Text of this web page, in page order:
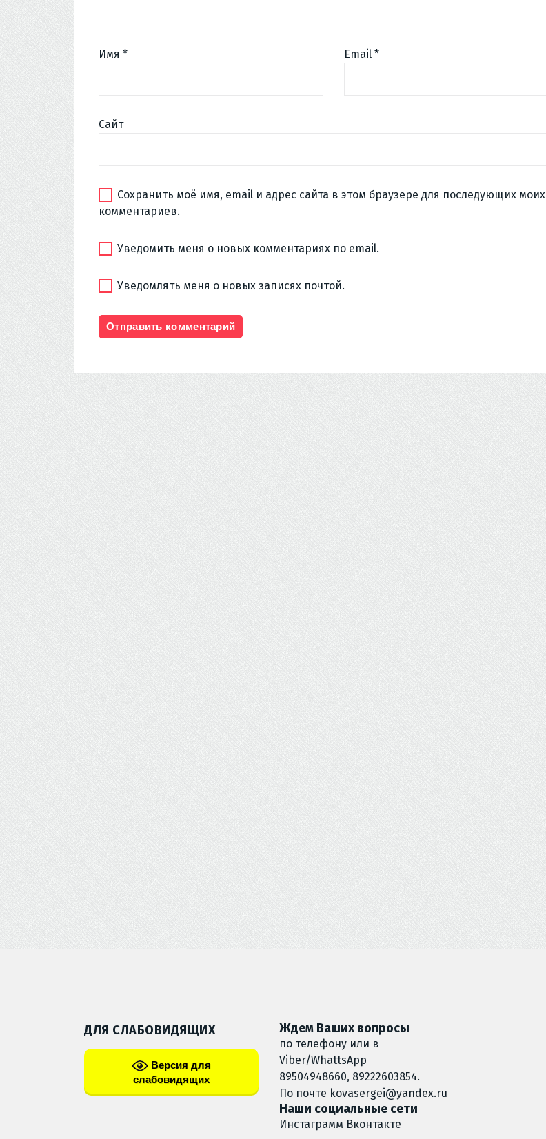
Имя * Email *
Сайт
Сохранить моё имя, email и адрес сайта в этом браузере для последующих моих
комментариев.
Уведомить меня о новых комментариях по email.
Уведомлять меня о новых записях почтой.
ДЛЯ СЛАБОВИДЯЩИХ
Версия для
слабовидящих
Ждем Ваших вопросы
по телефону или в
Viber/WhattsApp
89504948660, 89222603854.
По почте kovasergei@yandex.ru
Наши социальные сети
Инстаграмм Вконтакте